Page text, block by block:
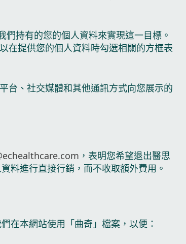
持有的您的個人資料來實現這一目標。
在提供您的個人資料時勾選相關的方框表
台、社交媒體和其他通訊方式向您展示的
，表明您希望退出醫思
料進行直接行銷，而不收取額外費用。
在本網站使用「曲奇」檔案，以便：